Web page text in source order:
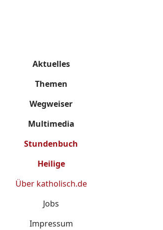
Aktuelles
Themen
Wegweiser
Multimedia
Stundenbuch
Heilige
Über katholisch.de
Jobs
Impressum